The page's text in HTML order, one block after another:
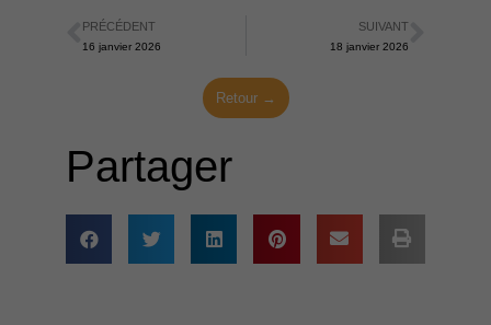
Précédent
PRÉCÉDENT
16 janvier 2026
SUIVANT
18 janvier 2026
Retour →
Partager